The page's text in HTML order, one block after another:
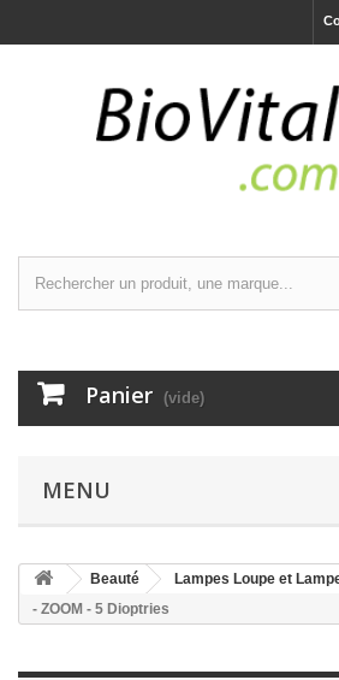
Panier (vide)
MENU
Beauté Lampes Loupe et
- ZOOM - 5 Dioptries